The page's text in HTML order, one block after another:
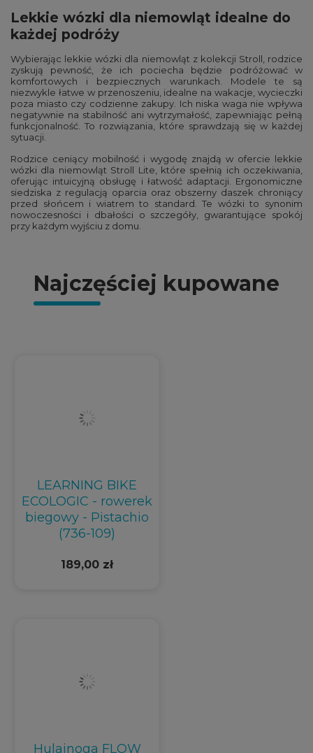
Lekkie wózki dla niemowląt idealne do
każdej podróży
Wybierając lekkie wózki dla niemowląt z kolekcji Stroll, rodzice
zyskują pewność, że ich pociecha będzie podróżować w
komfortowych i bezpiecznych warunkach. Modele te są
niezwykle łatwe w przenoszeniu, idealne na wakacje, wycieczki
poza miasto czy codzienne zakupy. Ich niska waga nie wpływa
negatywnie na stabilność ani wytrzymałość, zapewniając pełną
funkcjonalność. To rozwiązania, które sprawdzają się w każdej
sytuacji.
Rodzice ceniący mobilność i wygodę znajdą w ofercie lekkie
wózki dla niemowląt Stroll Lite, które spełnią ich oczekiwania,
oferując intuicyjną obsługę i łatwość adaptacji. Ergonomiczne
siedziska z regulacją oparcia oraz obszerny daszek chroniący
przed słońcem i wiatrem to standard. Te wózki to synonim
nowoczesności i dbałości o szczegóły, gwarantujące spokój
przy każdym wyjściu z domu.
Najczęściej kupowane
LEARNING BIKE
ECOLOGIC - rowerek
biegowy - Pistachio
(736-109)
189,00 zł
Hulajnoga FLOW